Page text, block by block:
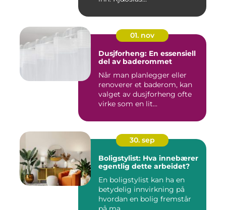
01. nov
Dusjforheng: En essensiell
del av baderommet
Når man planlegger eller
renoverer et baderom, kan
valget av dusjforheng ofte
virke som en lit...
30. sep
Boligstylist: Hva innebærer
egentlig dette arbeidet?
En boligstylist kan ha en
betydelig innvirkning på
hvordan en bolig fremstår